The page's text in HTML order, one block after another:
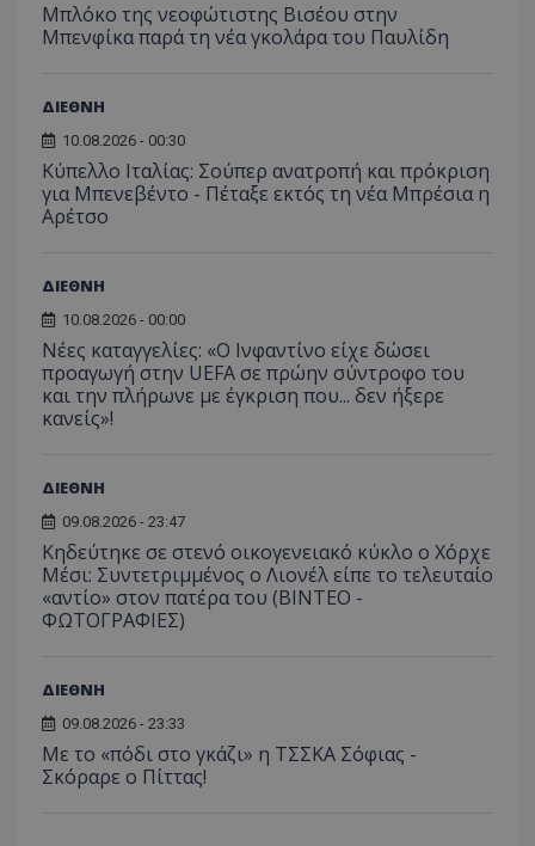
Μπλόκο της νεοφώτιστης Βισέου στην
Μπενφίκα παρά τη νέα γκολάρα του Παυλίδη
ΔΙΕΘΝΗ
10.08.2026 - 00:30
Κύπελλο Ιταλίας: Σούπερ ανατροπή και πρόκριση
για Μπενεβέντο - Πέταξε εκτός τη νέα Μπρέσια η
Αρέτσο
ΔΙΕΘΝΗ
10.08.2026 - 00:00
Νέες καταγγελίες: «Ο Ινφαντίνο είχε δώσει
προαγωγή στην UEFA σε πρώην σύντροφο του
και την πλήρωνε με έγκριση που... δεν ήξερε
κανείς»!
ΔΙΕΘΝΗ
09.08.2026 - 23:47
Κηδεύτηκε σε στενό οικογενειακό κύκλο ο Χόρχε
Μέσι: Συντετριμμένος ο Λιονέλ είπε το τελευταίο
«αντίο» στον πατέρα του (ΒΙΝΤΕΟ -
ΦΩΤΟΓΡΑΦΙΕΣ)
ΔΙΕΘΝΗ
09.08.2026 - 23:33
Με το «πόδι στο γκάζι» η ΤΣΣΚΑ Σόφιας -
Σκόραρε ο Πίττας!